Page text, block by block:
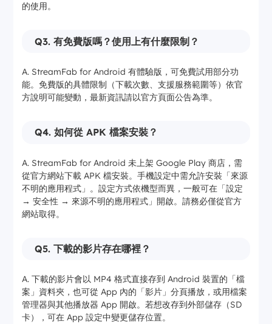
的使用。
Q3. 有免費版嗎？使用上有什麼限制？
A. StreamFab for Android 有體驗版，可免費試用部分功
能。免費版的具體限制（下載次數、支援服務範圍等）依官
方說明可能變動，最新資訊請以官方頁面公告為準。
Q4. 如何從 APK 檔案安裝？
A. StreamFab for Android 未上架 Google Play 商店，需
從官方網站下載 APK 檔安裝。手機設定中需允許安裝「來源
不明的應用程式」。設定方式依機型而異，一般可在「設定
→ 安全性 → 來源不明的應用程式」開啟。請務必僅從官方
網站取得。
Q5. 下載的影片存在哪裡？
A. 下載的影片會以 MP4 格式直接存到 Android 裝置的「檔
案」資料夾，也可從 App 內的「影片」分頁播放，或用檔案
管理器與其他播放器 App 開啟。若想改存到外部儲存（SD
卡），可在 App 設定中變更儲存位置。